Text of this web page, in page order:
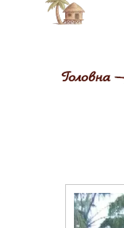
Головна